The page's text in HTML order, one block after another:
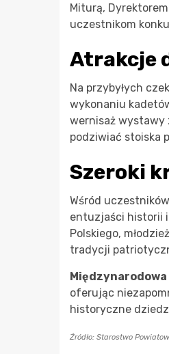
Miturą,
uczestnikom
Atrakcje
Na przybyłych
wykonaniu
wernisaż wystawy
podziwiać stoiska
Szeroki
Wśród
entuzjaści historii i
Polskiego,
tradycji
Międzynarodowa
oferując
historyczne
Źródło: Starostwo